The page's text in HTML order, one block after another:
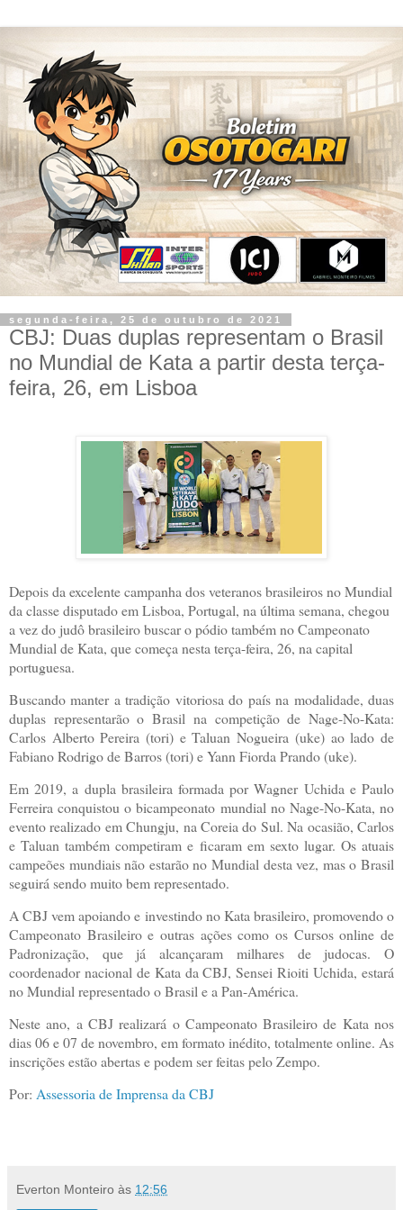
segunda-feira, 25 de outubro de 2021
CBJ: Duas duplas representam o Brasil
no Mundial de Kata a partir desta terça-
feira, 26, em Lisboa
Depois da excelente campanha dos veteranos brasileiros no Mundial
da classe disputado em Lisboa, Portugal, na última semana, chegou
a vez do judô brasileiro buscar o pódio também no Campeonato
Mundial de Kata, que começa nesta terça-feira, 26, na capital
portuguesa.
Buscando manter a tradição vitoriosa do país na modalidade, duas
duplas representarão o Brasil na competição de Nage-No-Kata:
Carlos Alberto Pereira (tori) e Taluan Nogueira (uke) ao lado de
Fabiano Rodrigo de Barros (tori) e Yann Fiorda Prando (uke).
Em 2019, a dupla brasileira formada por Wagner Uchida e Paulo
Ferreira conquistou o bicampeonato mundial no Nage-No-Kata, no
evento realizado em Chungju, na Coreia do Sul. Na ocasião, Carlos
e Taluan também competiram e ficaram em sexto lugar. Os atuais
campeões mundiais não estarão no Mundial desta vez, mas o Brasil
seguirá sendo muito bem representado.
A CBJ vem apoiando e investindo no Kata brasileiro, promovendo o
Campeonato Brasileiro e outras ações como os Cursos online de
Padronização, que já alcançaram milhares de judocas. O
coordenador nacional de Kata da CBJ, Sensei Rioiti Uchida, estará
no Mundial representado o Brasil e a Pan-América.
Neste ano, a CBJ realizará o Campeonato Brasileiro de Kata nos
dias 06 e 07 de novembro, em formato inédito, totalmente online. As
inscrições estão abertas e podem ser feitas pelo Zempo.
Por: Assessoria de Imprensa da CBJ
Everton Monteiro às 12:56